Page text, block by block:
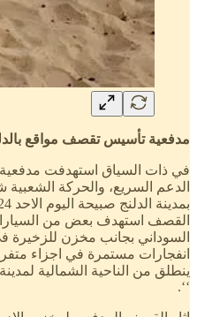
مدفعية تأسيس تقصف مواقع
في ذات السياق استهدفت
الدعم السريع، والحركة الشعبية
القصف استهدف بعض من السيارات
السوداني بجانب مخزن
انفجارات مستمرة في اجزاء
ينطلق من الناحية الشمالية
‘‘.